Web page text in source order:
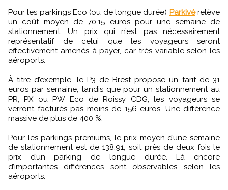
Pour les parkings Eco (ou de longue durée) Parkivérelève
un coût moyen de 70.15 euros pour une semaine de
stationnement. Un prix qui n’est pas nécessairement
représentatif de celui que les voyageurs seront
effectivement amenés à payer, car très variable selon les
aéroports.
À titre d’exemple, le P3 de Brest propose un tarif de 31
euros par semaine, tandis que pour un stationnement au
PR, PX ou PW Eco de Roissy CDG, les voyageurs se
verront facturés pas moins de 156 euros. Une différence
massive de plus de 400 %.
Pour les parkings premiums, le prix moyen d’une semaine
de stationnement est de 138.91, soit près de deux fois le
prix d’un parking de longue durée. Là encore
d’importantes différences sont observables selon les
aéroports.